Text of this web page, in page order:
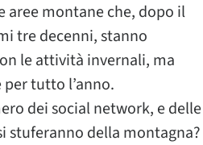
aree montane che, dopo il
tre decenni, stanno
le attività invernali, ma
tutto l’anno.
dei social network, e delle
stuferanno della montagna?